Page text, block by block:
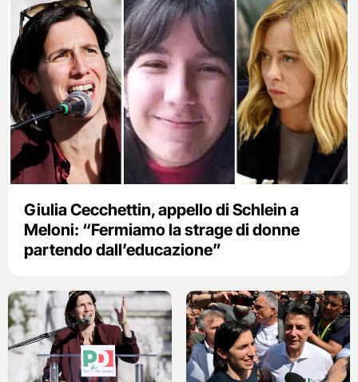
Giulia Cecchettin, appello di Schlein a
Meloni: “Fermiamo la strage di donne
partendo dall’educazione”